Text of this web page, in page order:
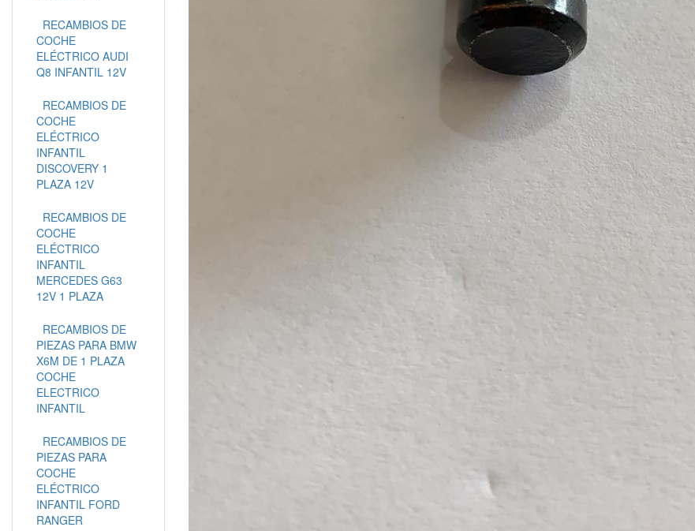
RECAMBIOS DE
COCHE
ELÉCTRICO AUDI
Q8 INFANTIL 12V
RECAMBIOS DE
COCHE
ELÉCTRICO
INFANTIL
DISCOVERY 1
PLAZA 12V
RECAMBIOS DE
COCHE
ELÉCTRICO
INFANTIL
MERCEDES G63
12V 1 PLAZA
RECAMBIOS DE
PIEZAS PARA BMW
X6M DE 1 PLAZA
COCHE
ELECTRICO
INFANTIL
RECAMBIOS DE
PIEZAS PARA
COCHE
ELÉCTRICO
INFANTIL FORD
RANGER